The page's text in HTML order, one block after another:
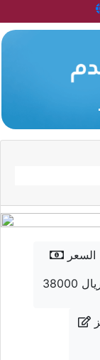
السعر
ريال